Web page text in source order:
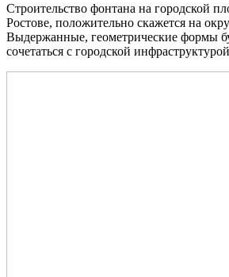
Строительство фонтана на городской
Ростове, положительно скажется на
Выдержанные, геометрические формы
сочетаться с городской